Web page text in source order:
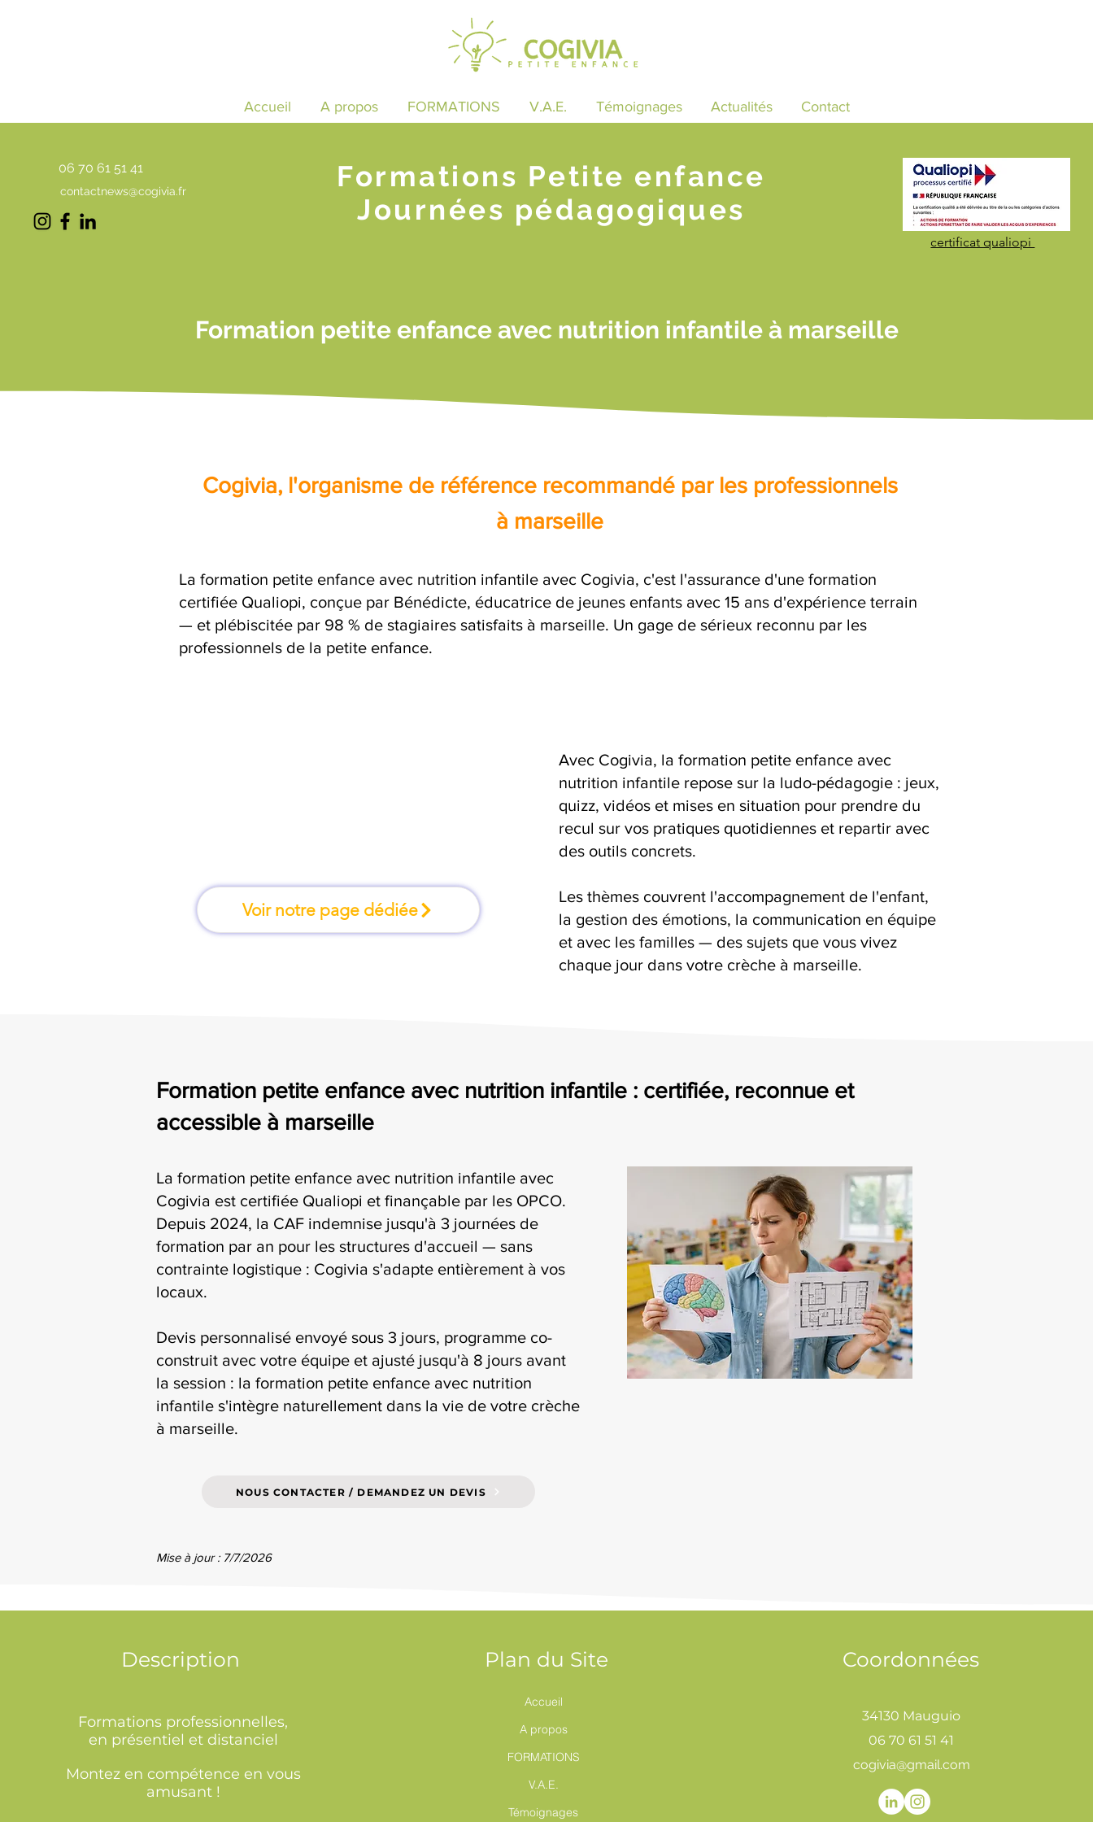
Accueil A propos FORMATIONS V.A.E. Témoignages Actualités Contact
06 70 61 51 41
contactnews@cogivia.fr
Formations Petite enfance
Journées pédagogiques
certificat qualiopi
Formation petite enfance avec nutrition infantile à marseille
Cogivia, l'organisme de référence recommandé par les professionnels
à marseille
La formation petite enfance avec nutrition infantile avec Cogivia, c'est l'assurance d'une formation
certifiée Qualiopi, conçue par Bénédicte, éducatrice de jeunes enfants avec 15 ans d'expérience terrain
— et plébiscitée par 98 % de stagiaires satisfaits à marseille. Un gage de sérieux reconnu par les
professionnels de la petite enfance.
Voir notre page dédiée
Avec Cogivia, la formation petite enfance avec
nutrition infantile repose sur la ludo-pédagogie : jeux,
quizz, vidéos et mises en situation pour prendre du
recul sur vos pratiques quotidiennes et repartir avec
des outils concrets.
Les thèmes couvrent l'accompagnement de l'enfant,
la gestion des émotions, la communication en équipe
et avec les familles — des sujets que vous vivez
chaque jour dans votre crèche à marseille.
Formation petite enfance avec nutrition infantile : certifiée, reconnue et
accessible à marseille
La formation petite enfance avec nutrition infantile avec
Cogivia est certifiée Qualiopi et finançable par les OPCO.
Depuis 2024, la CAF indemnise jusqu'à 3 journées de
formation par an pour les structures d'accueil — sans
contrainte logistique : Cogivia s'adapte entièrement à vos
locaux.
Devis personnalisé envoyé sous 3 jours, programme co-
construit avec votre équipe et ajusté jusqu'à 8 jours avant
la session : la formation petite enfance avec nutrition
infantile s'intègre naturellement dans la vie de votre crèche
à marseille.
NOUS CONTACTER / DEMANDEZ UN DEVIS
Mise à jour : 7/7/2026
Description
Formations professionnelles,
en présentiel et distanciel
Montez en compétence en vous
amusant !
Plan du Site
Accueil
A propos
FORMATIONS
V.A.E.
Témoignages
Coordonnées
34130 Mauguio
06 70 61 51 41
cogivia@gmail.com